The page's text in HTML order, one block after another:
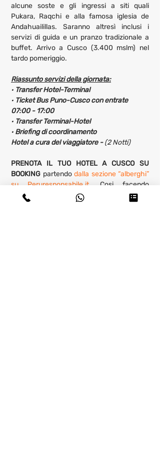
alcune soste e gli ingressi a siti quali
Pukara, Raqchi e alla famosa iglesia de
Andahuailillas. Saranno altresì inclusi i
servizi di guida e un pranzo tradizionale a
buffet. Arrivo a Cusco (3.400 mslm) nel
tardo pomeriggio.
Riassunto servizi della giornata:
· Transfer Hotel-Terminal
· Ticket Bus Puno-Cusco con entrate
07:00 - 17:00
· Transfer Terminal-Hotel
· Briefing di coordinamento
Hotel a cura del viaggiatore - (2 Notti)
PRENOTA IL TUO HOTEL A CUSCO SU
BOOKING partendo dalla sezione “alberghi”
su Peruresponsabile.it,
Cosi facendo
donerai il 25% della commissione Booking ai